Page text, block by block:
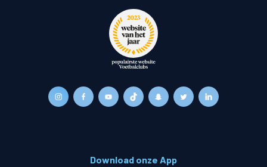
Download onze App